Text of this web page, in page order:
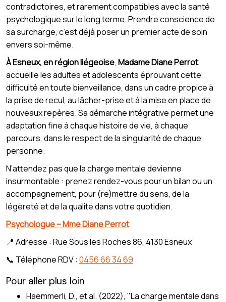
contradictoires, et rarement compatibles avec la santé
psychologique sur le long terme. Prendre conscience de
sa surcharge, c’est déjà poser un premier acte de soin
envers soi-même.
À Esneux, en région liégeoise, Madame Diane Perrot
accueille les adultes et adolescents éprouvant cette
difficulté en toute bienveillance, dans un cadre propice à
la prise de recul, au lâcher-prise et à la mise en place de
nouveaux repères. Sa démarche intégrative permet une
adaptation fine à chaque histoire de vie, à chaque
parcours, dans le respect de la singularité de chaque
personne.
N’attendez pas que la charge mentale devienne
insurmontable : prenez rendez-vous pour un bilan ou un
accompagnement, pour (re)mettre du sens, de la
légèreté et de la qualité dans votre quotidien.
Psychologue – Mme Diane Perrot
📍 Adresse : Rue Sous les Roches 86, 4130 Esneux
📞 Téléphone RDV : 0456 66 34 69
Pour aller plus loin
Haemmerli, D., et al. (2022), "La charge mentale dans